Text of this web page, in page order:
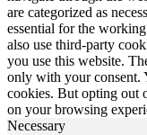
are categorized as
essential for the
also use third-party
you use this website.
only with your consent.
cookies. But opting out
on your browsing
Necessary